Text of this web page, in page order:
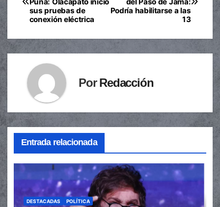
de
Podría habilitarse a las
13
sus pruebas de
conexión eléctrica
PorRedacción
Entrada relacionada
DESTACADAS POLÍTICA